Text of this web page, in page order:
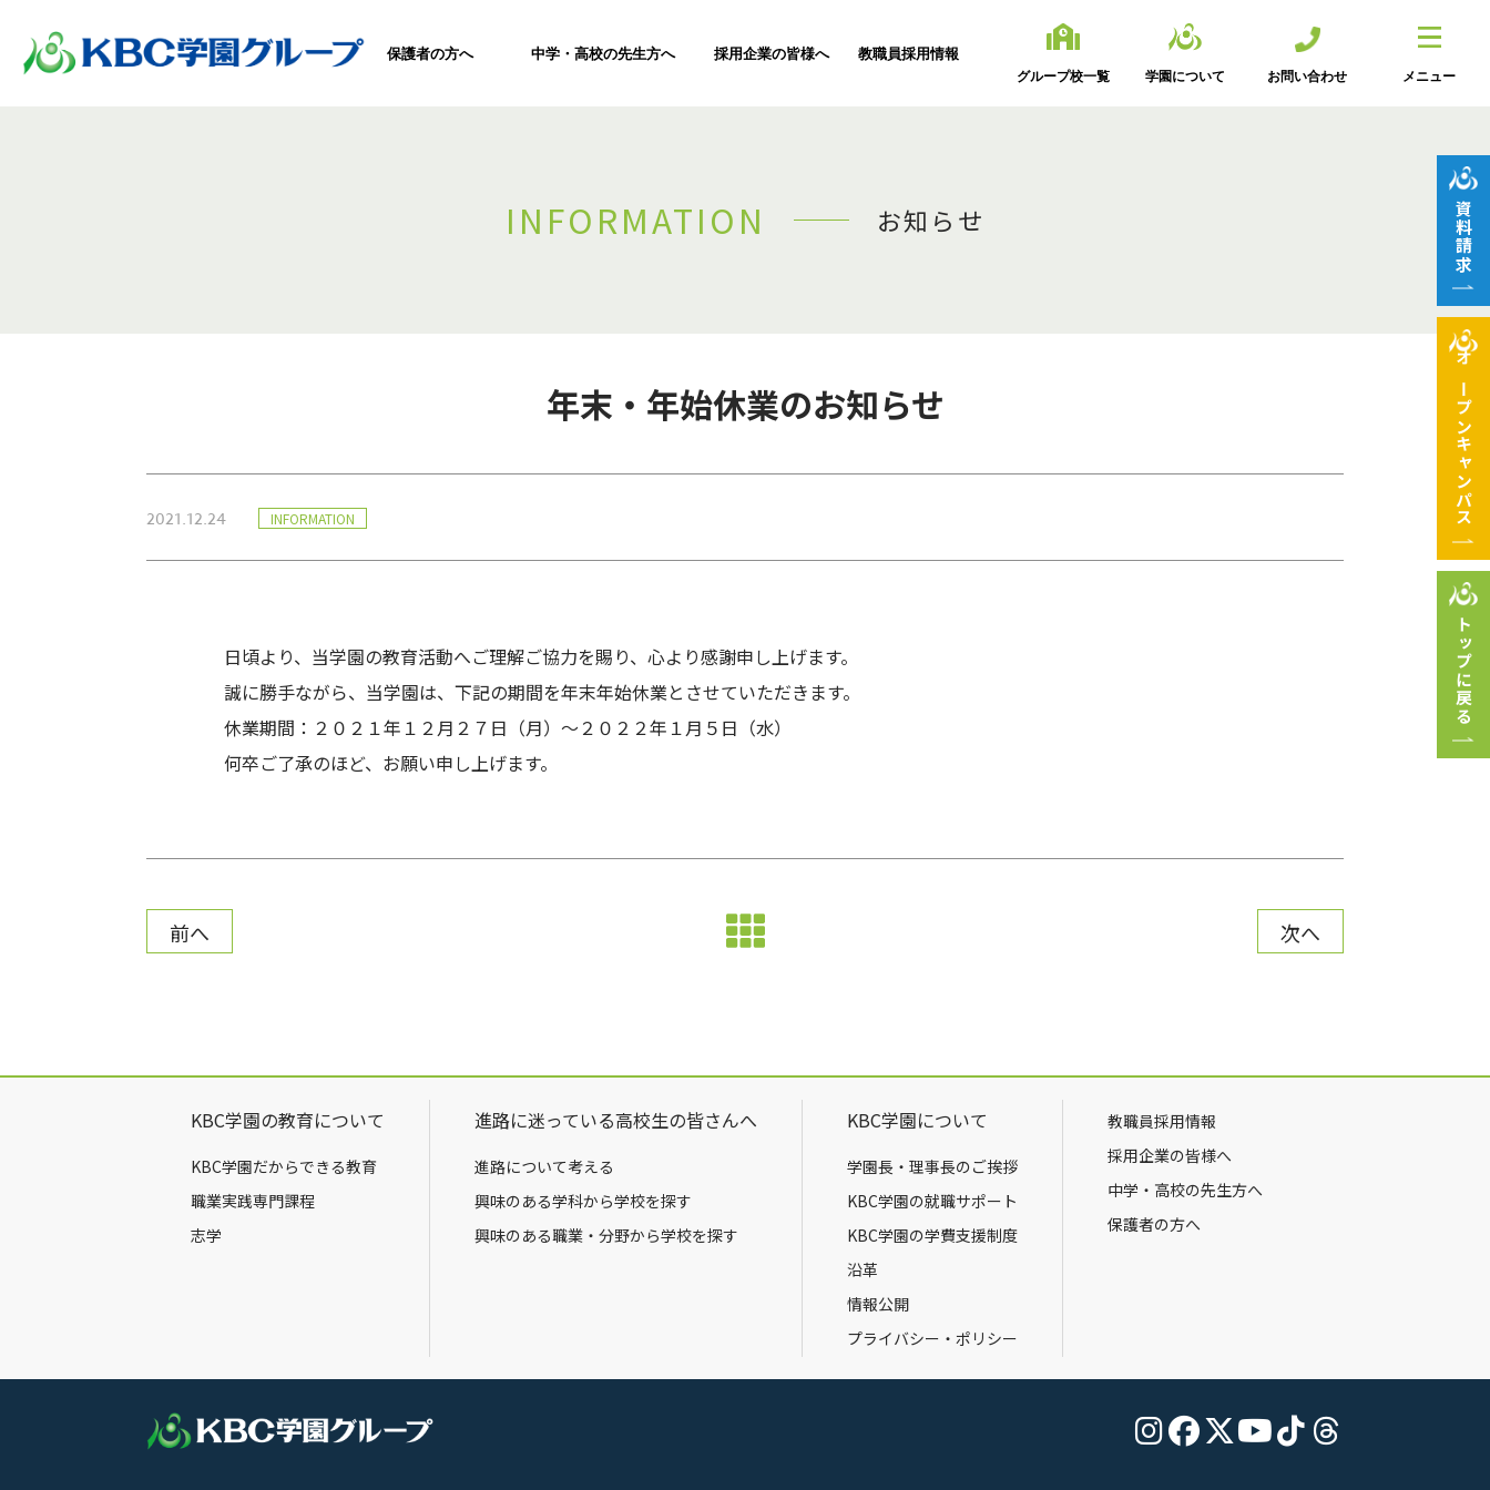
保護者の方へ 中学・高校の先生方へ 採用企業の皆様へ 教職員採用情報
グループ校一覧 学園について お問い合わせ メニュー
INFORMATION お知らせ
年末・年始休業のお知らせ
2021.12.24 INFORMATION
日頃より、当学園の教育活動へご理解ご協力を賜り、心より感謝申し上げます。
誠に勝手ながら、当学園は、下記の期間を年末年始休業とさせていただきます。
休業期間：２０２１年１２月２７日（月）～２０２２年１月５日（水）
何卒ご了承のほど、お願い申し上げます。
前へ 次へ
KBC学園の教育について
KBC学園だからできる教育
職業実践専門課程
志学
進路に迷っている高校生の皆さんへ
進路について考える
興味のある学科から学校を探す
興味のある職業・分野から学校を探す
KBC学園について
学園長・理事長のご挨拶
KBC学園の就職サポート
KBC学園の学費支援制度
沿革
情報公開
プライバシー・ポリシー
教職員採用情報
採用企業の皆様へ
中学・高校の先生方へ
保護者の方へ
資料請求
オープン
キャンパス
トップに戻る